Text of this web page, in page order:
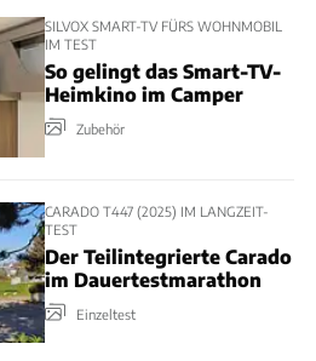
SILVOX SMART-TV FÜRS WOHNMOBIL
IM TEST
So gelingt das Smart-TV-
Heimkino im Camper
Zubehör
CARADO T447 (2025) IM LANGZEIT-
TEST
Der Teilintegrierte Carado
im Dauertestmarathon
Einzeltest